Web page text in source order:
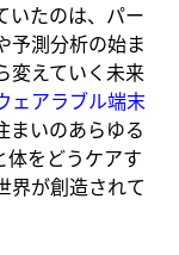
いたのは、パー
予測分析の始ま
変えていく未来
ェアラブル端末
まいのあらゆる
体をどうケアす
が創造されて